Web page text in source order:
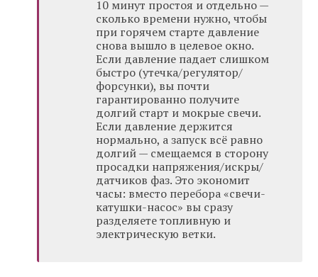
10 минут простоя и отдельно —
сколько времени нужно, чтобы
при горячем старте давление
снова вышло в целевое окно.
Если давление падает слишком
быстро (утечка/регулятор/
форсунки), вы почти
гарантированно получите
долгий старт и мокрые свечи.
Если давление держится
нормально, а запуск всё равно
долгий — смещаемся в сторону
просадки напряжения/искры/
датчиков фаз. Это экономит
часы: вместо перебора «свечи-
катушки-насос» вы сразу
разделяете топливную и
электрическую ветки.